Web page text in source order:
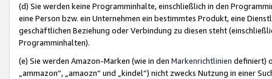
(d) Sie werden keine Programminhalte, einschließlich in den
eine Person bzw. ein Unternehmen ein bestimmtes Produkt, eine
geschäftlichen Beziehung oder Verbindung zu diesen steht
Programminhalten).
(e) Sie werden Amazon-Marken (wie in den Markenrichtlinien definiert)
„ammazon“, „amaozn“ und „kindel“) nicht zwecks Nutzung in einer